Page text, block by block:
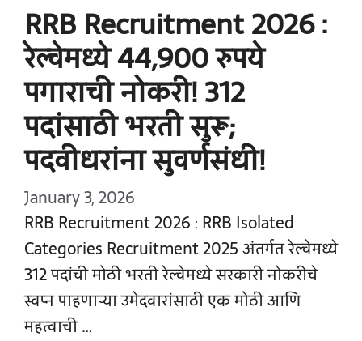
RRB Recruitment 2026 :
रेल्वेमध्ये 44,900 रुपये
पगाराची नोकरी! 312
पदांसाठी भरती सुरू;
पदवीधरांना सुवर्णसंधी!
January 3, 2026
RRB Recruitment 2026 : RRB Isolated
Categories Recruitment 2025 अंतर्गत रेल्वेमध्ये
312 पदांची मोठी भरती रेल्वेमध्ये सरकारी नोकरीचे
स्वप्न पाहणाऱ्या उमेदवारांसाठी एक मोठी आणि
महत्वाची …